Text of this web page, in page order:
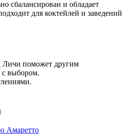
сбалансирован и обладает
для коктейлей и заведений
поможет другим
с выбором.
Амаретто